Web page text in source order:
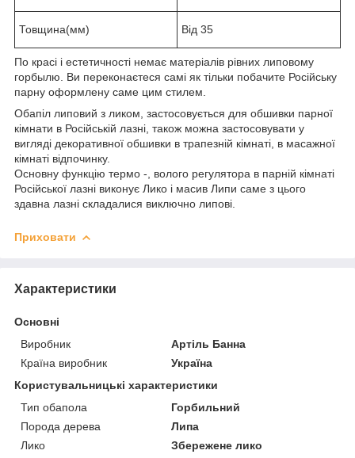
Товщина(мм) Від 35
По красі і естетичності немає матеріалів рівних липовому
горбылю. Ви переконаєтеся самі як тільки побачите Російську
парну оформлену саме цим стилем.
Обапіл липовий з ликом, застосовується для обшивки парної
кімнати в Російській лазні, також можна застосовувати у
вигляді декоративної обшивки в трапезній кімнаті, в масажної
кімнаті відпочинку.
Основну функцію термо -, волого регулятора в парній кімнаті
Російської лазні виконує Лико і масив Липи саме з цього
здавна лазні складалися виключно липові.
Приховати
Характеристики
Основні
Виробник
Артіль Банна
Країна виробник
Україна
Користувальницькі характеристики
Тип обапола
Горбильний
Порода дерева
Липа
Лико
Збережене лико